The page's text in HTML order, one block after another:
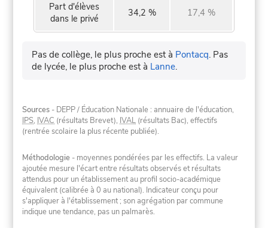
Part d'élèves
dans le privé
34,2 % 17,4 %
Pas de collège, le plus proche est à Pontacq. Pas
de lycée, le plus proche est à Lanne.
Sources - DEPP / Éducation Nationale : annuaire de l'éducation,
IPS, IVAC (résultats Brevet), IVAL (résultats Bac), effectifs
(rentrée scolaire la plus récente publiée).
Méthodologie - moyennes pondérées par les effectifs. La valeur
ajoutée mesure l'écart entre résultats observés et résultats
attendus pour un établissement au profil socio-académique
équivalent (calibrée à 0 au national). Indicateur conçu pour
s'appliquer à l'établissement ; son agrégation par commune
indique une tendance, pas un palmarès.